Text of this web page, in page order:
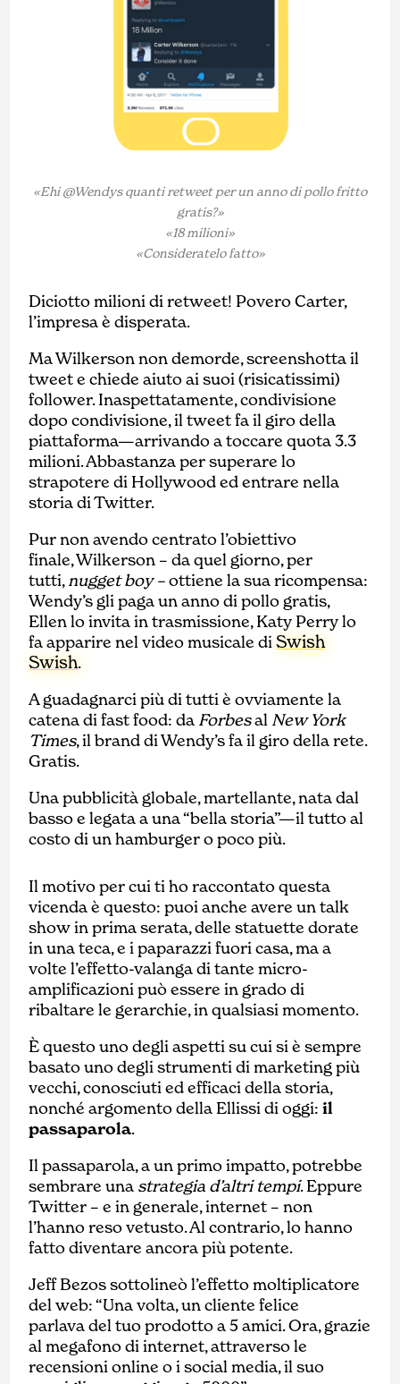
«Ehi @Wendys quanti retweet per un anno di pollo fritto
gratis?»
«18 milioni»
«Consideratelo fatto»
Diciotto milioni di retweet! Povero Carter,
l’impresa è disperata.
Ma Wilkerson non demorde, screenshotta il
tweet e chiede aiuto ai suoi (risicatissimi)
follower. Inaspettatamente, condivisione
dopo condivisione, il tweet fa il giro della
piattaforma—arrivando a toccare quota 3.3
milioni. Abbastanza per superare lo
strapotere di Hollywood ed entrare nella
storia di Twitter.
Pur non avendo centrato l’obiettivo
finale, Wilkerson – da quel giorno, per
tutti,nugget boy –ottiene la sua ricompensa:
Wendy’s gli paga un anno di pollo gratis,
Ellen lo invita in trasmissione, Katy Perry lo
fa apparire nel video musicale diSwish
Swish.
A guadagnarci più di tutti è ovviamente la
catena di fast food: da Forbesal New York
Times, il brand di Wendy’s fa il giro della rete.
Gratis.
Una pubblicità globale, martellante, nata dal
basso e legata a una “bella storia”—il tutto al
costo di un hamburger o poco più.
Il motivo per cui ti ho raccontato questa
vicenda è questo: puoi anche avere un talk
show in prima serata, delle statuette dorate
in una teca, e i paparazzi fuori casa, ma a
volte l’effetto-valanga di tante micro-
amplificazioni può essere in grado di
ribaltare le gerarchie, in qualsiasi momento.
È questo uno degli aspetti su cui si è sempre
basato uno degli strumenti di marketing più
vecchi, conosciuti ed efficaci della storia,
nonché argomento della Ellissi di oggi:il
passaparola.
Il passaparola, a un primo impatto, potrebbe
sembrare una strategia d’altri tempi. Eppure
Twitter – e in generale, internet – non
l’hanno reso vetusto. Al contrario, lo hanno
fatto diventare ancora più potente.
Jeff Bezos sottolineò l’effetto moltiplicatore
del web: “Una volta, un cliente felice
parlava del tuo prodotto a 5 amici. Ora, grazie
al megafono di internet, attraverso le
recensioni online o i social media, il suo